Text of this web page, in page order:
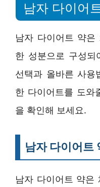
남자 다이어
남자 다이어트 약
한 성분으로 구성되
선택과 올바른 사
한 다이어트를 도와
을 확인해 보세요.
남자 다이어트
남자 다이어트 약은